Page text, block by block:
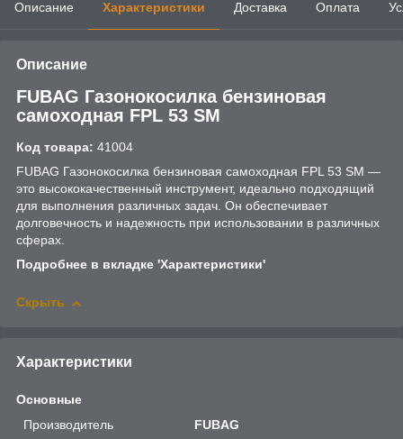
Описание Характеристики Доставка Оплата
Описание
FUBAG Газонокосилка бензиновая
самоходная FPL 53 SM
Код товара: 41004
FUBAG Газонокосилка бензиновая самоходная FPL 53 SM —
это высококачественный инструмент, идеально подходящий
для выполнения различных задач. Он обеспечивает
долговечность и надежность при использовании в различных
сферах.
Подробнее в вкладке 'Характеристики'
Скрыть
Характеристики
Основные
Производитель
FUBAG